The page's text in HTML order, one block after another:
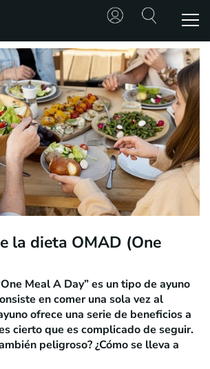
la dieta OMAD (One
Meal A Day” es un tipo de ayuno
en comer una sola vez al
ofrece una serie de beneficios a
cierto que es complicado de seguir.
peligroso? ¿Cómo se lleva a